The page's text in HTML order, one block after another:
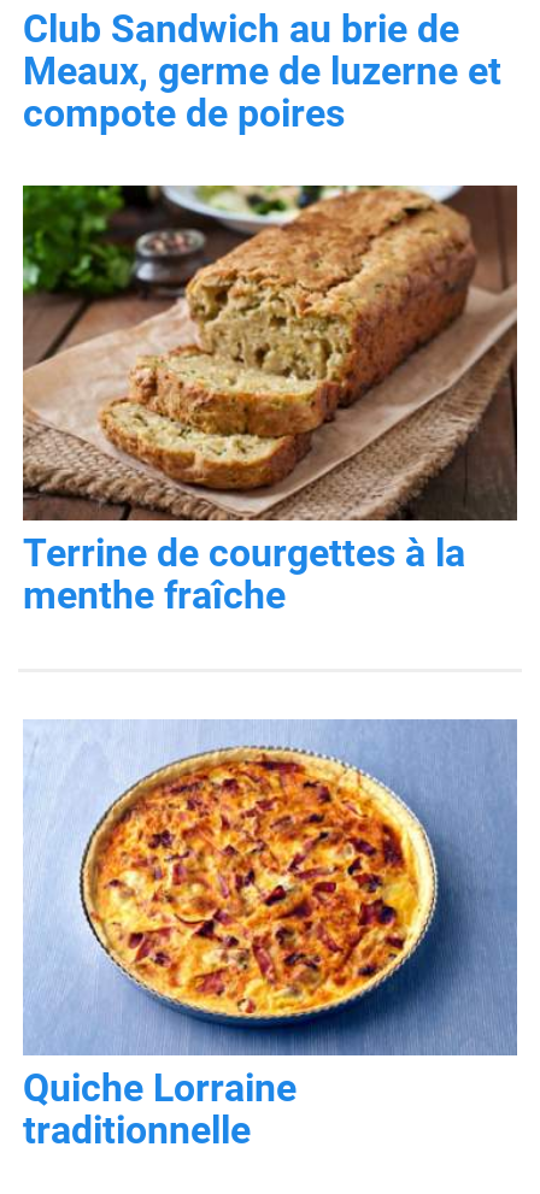
Club Sandwich au brie de
Meaux, germe de luzerne et
compote de poires
Terrine de courgettes à la
menthe fraîche
Quiche Lorraine
traditionnelle